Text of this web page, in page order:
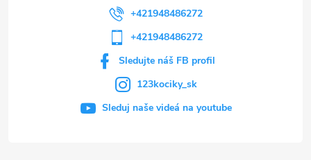
+421948486272
+421948486272
Sledujte náš FB profil
123kociky_sk
Sleduj naše videá na youtube